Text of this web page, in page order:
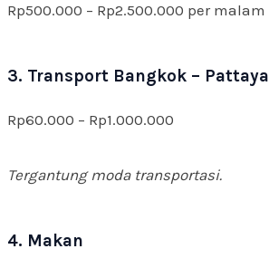
Rp500.000 – Rp2.500.000 per malam
3. Transport Bangkok – Pattaya
Rp60.000 – Rp1.000.000
Tergantung moda transportasi.
4. Makan